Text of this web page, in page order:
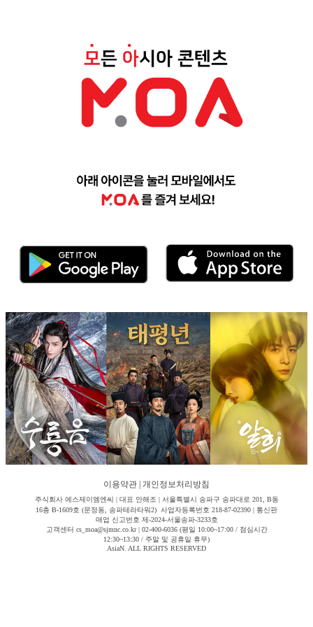
이용약관 개인정보처리방침
주식회사 에스제이엠엔씨 | 대표 안해조 | 서울특별시 송파구 송파대로 201, B동
16층 B-1609호 (문정동, 송파테라타워2) 사업자등록번호 218-87-02390 | 통신판
매업 신고번호 제-2024-서울송파-3233호
고객센터 cs_moa@sjmnc.co.kr | 02-400-6036 (평일 10:00~17:00 / 점심시간
12:30~13:30 / 주말 및 공휴일 휴무)
AsiaN. ALL RIGHTS RESERVED